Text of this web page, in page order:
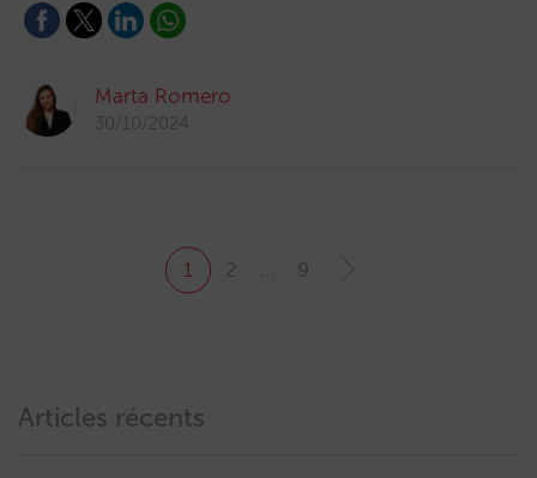
Marta Romero
30/10/2024
1 2 9
Articles récents